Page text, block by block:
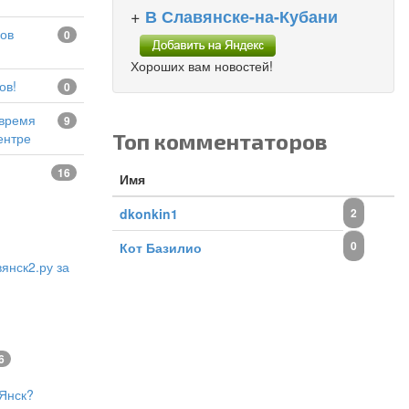
0
0
9
16
за
+ В Славянске-на-Кубани
Хороших вам новостей!
Топ комментаторов
Имя
dkonkin1
2
Кот Базилио 0